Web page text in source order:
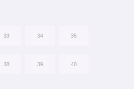
33 34 35
38 39 40